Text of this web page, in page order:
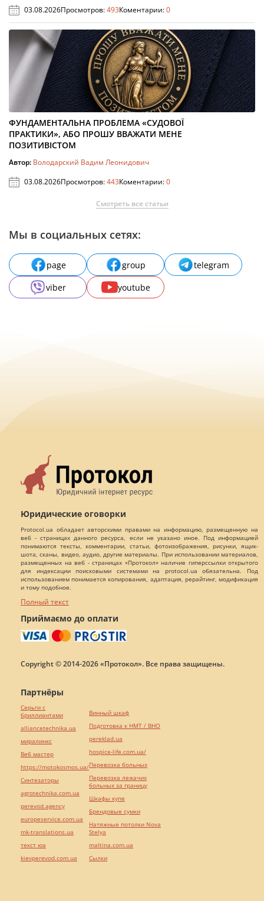
03.08.2026Просмотров:493Коментарии:0
ФУНДАМЕНТАЛЬНА ПРОБЛЕМА «СУДОВОЇ
ПРАКТИКИ», АБО ПРОШУ ВВАЖАТИ МЕНЕ
ПОЗИТИВІСТОМ
Автор: Володарский Вадим Леонидович
03.08.2026Просмотров:443Коментарии:0
Смотреть все статьи
Мы в социальных сетях:
page group
telegram
viber
youtube
Юридические оговорки
Protocol.ua обладает авторскими правами на информацию, размещенную на
веб - страницах данного ресурса, если не указано иное. Под информацией
понимаются тексты, комментарии, статьи, фотоизображения, рисунки, ящик-
шота, сканы, видео, аудио, другие материалы. При использовании материалов,
размещенных на веб - страницах «Протокол» наличие гиперссылки открытого
для индексации поисковыми системами на protocol.ua обязательна. Под
использованием понимается копирования, адаптация, рерайтинг, модификация
и тому подобное.
Полный текст
Приймаємо до оплати
Copyright © 2014-2026 «Протокол». Все права защищены.
Партнёры
Серьги с
бриллиантами
alliancetechnika.ua
миралинкс
Веб мастер
https://motokosmos.ua/
Синтезаторы
agrotechnika.com.ua
perevod.agency
europeservice.com.ua
mk-translations.ua
текст юа
kievperevod.com.ua
Винный шкаф
Подготовка к НМТ / ВНО
pereklad.ua
hospice-life.com.ua/
Перевозка больных
Перевозка лежачих
больных за границу
Шкафы купе
Брендовые сумки
Натяжные потолки Nova
Stelya
maltina.com.ua
Cылки